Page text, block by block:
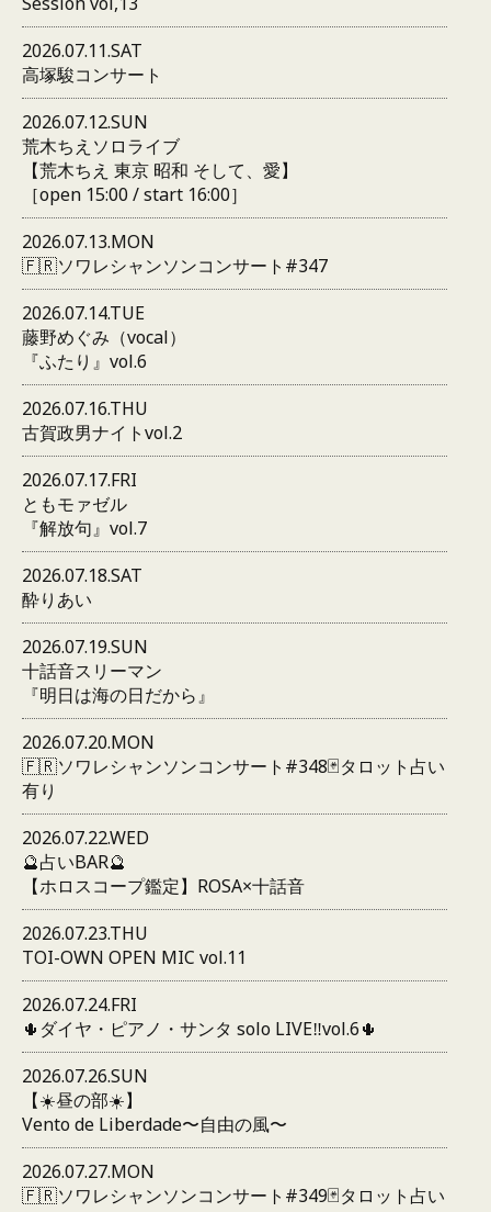
2026.07.11.SAT
高塚駿コンサート
2026.07.12.SUN
荒木ちえソロライブ
【荒木ちえ 東京 昭和 そして、愛】
［open 15:00 / start 16:00］
2026.07.13.MON
🇫🇷ソワレシャンソンコンサート#347
2026.07.14.TUE
藤野めぐみ（vocal）
『ふたり』vol.6
2026.07.16.THU
古賀政男ナイトvol.2
2026.07.17.FRI
ともモァゼル
『解放句』vol.7
2026.07.18.SAT
酔りあい
2026.07.19.SUN
十話音スリーマン
『明日は海の日だから』
2026.07.20.MON
🇫🇷ソワレシャンソンコンサート#348🃏タロット占い
有り
2026.07.22.WED
🔮占いBAR🔮
【ホロスコープ鑑定】ROSA×十話音
2026.07.23.THU
TOI-OWN OPEN MIC vol.11
2026.07.24.FRI
🌵ダイヤ・ピアノ・サンタ solo LIVE‼️vol.6🌵
2026.07.26.SUN
【☀️昼の部☀️】
Vento de Liberdade〜自由の風〜
2026.07.27.MON
🇫🇷ソワレシャンソンコンサート#349🃏タロット占い